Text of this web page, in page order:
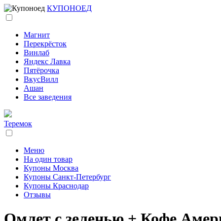
КУПОНОЕД
Магнит
Перекрёсток
Винлаб
Яндекс Лавка
Пятёрочка
ВкусВилл
Ашан
Все заведения
Теремок
Меню
На один товар
Купоны Москва
Купоны Санкт-Петербург
Купоны Краснодар
Отзывы